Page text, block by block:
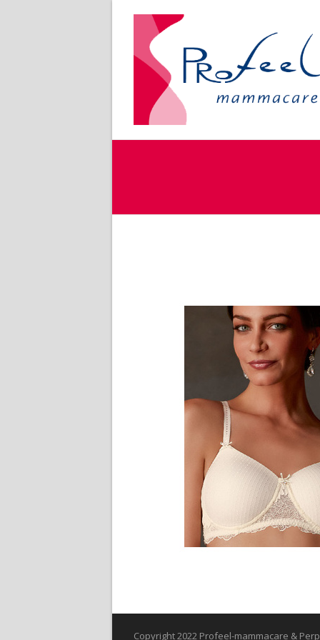
Copyright 2022 Profeel-mammacare &